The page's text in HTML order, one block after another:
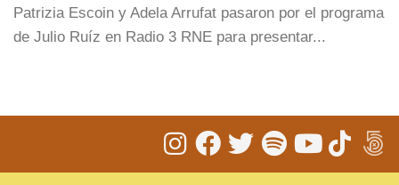
Patrizia Escoin y Adela Arrufat pasaron por el programa
de Julio Ruíz en Radio 3 RNE para presentar...